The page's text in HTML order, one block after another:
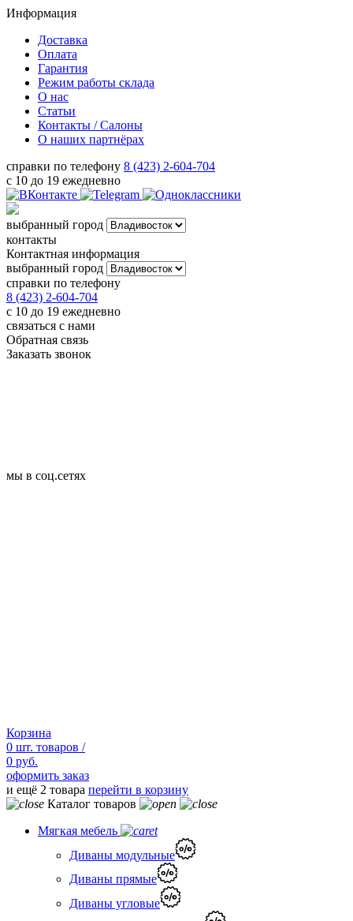
Информация
Доставка
Оплата
Гарантия
Режим работы склада
О нас
Статьи
Контакты / Салоны
О наших партнёрах
справки по телефону 8 (423) 2-604-704
с 10 до 19 ежедневно
выбранный город
контакты
Контактная информация
выбранный город
справки по телефону
8 (423) 2-604-704
с 10 до 19 ежедневно
связаться с нами
Обратная связь
Заказать звонок
мы в соц.сетях
Корзина
0 шт. товаров /
0 руб.
оформить заказ
и ещё 2 товара перейти в корзину
Каталог товаров
Мягкая мебель
Диваны модульные
Диваны прямые
Диваны угловые